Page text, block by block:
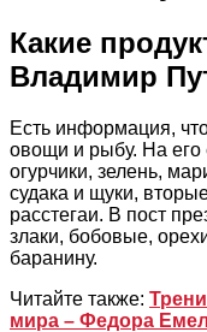
Какие
Владимир
Есть информация,
овощи и рыбу. На его
огурчики, зелень,
судака и щуки,
расстегаи. В пост
злаки, бобовые,
баранину.
Читайте также:
мира – Федора